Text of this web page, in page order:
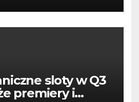
sloty w Q3
premiery i